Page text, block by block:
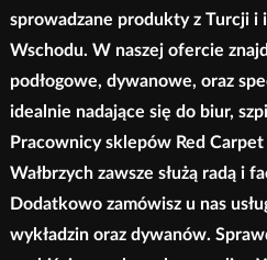
sprowadzane produkty z Turcji i
Wschodu. W naszej ofercie
podłogowe, dywanowe, oraz
idealnie nadające się do biur,
Pracownicy sklepów Red
Wałbrzych zawsze służą radą i
Dodatkowo zamówisz u nas
wykładzin oraz dywanów.